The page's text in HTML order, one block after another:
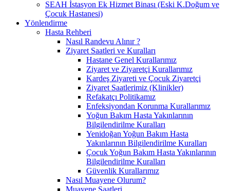
SEAH İstasyon Ek Hizmet Binası (Eski K.Doğum ve
Çocuk Hastanesi)
Yönlendirme
Hasta Rehberi
Nasıl Randevu Alınır ?
Ziyaret Saatleri ve Kuralları
Hastane Genel Kurallarımız
Ziyaret ve Ziyaretçi Kurallarımız
Kardeş Ziyareti ve Çocuk Ziyaretçi
Ziyaret Saatlerimiz (Klinikler)
Refakatçı Politikamız
Enfeksiyondan Korunma Kurallarımız
Yoğun Bakım Hasta Yakınlarının
Bilgilendirilme Kuralları
Yenidoğan Yoğun Bakım Hasta
Yakınlarının Bilgilendirilme Kuralları
Çocuk Yoğun Bakım Hasta Yakınlarının
Bilgilendirilme Kuralları
Güvenlik Kurallarımız
Nasıl Muayene Olurum?
Muayene Saatleri